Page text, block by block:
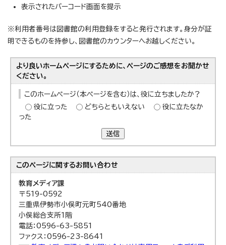
表示されたバーコード画面を提示
※利用者番号は図書館の利用登録をすると発行されます。身分が証
明できるものを持参し、図書館のカウンターへお越しください。
より良いホームページにするために、ページのご感想をお聞かせ
ください。
このホームページ（本ページを含む）は、役に立ちましたか？
役に立った
どちらともいえない
役に立たなか
った
送信
このページに関するお問い合わせ
教育メディア課
〒519-0592
三重県伊勢市小俣町元町540番地
小俣総合支所1階
電話：0596-63-5851
ファクス：0596-23-8641